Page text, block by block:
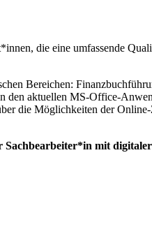
die eine umfassende
Bereichen:
aktuellen MS-Office-
die Möglichkeiten der
mit